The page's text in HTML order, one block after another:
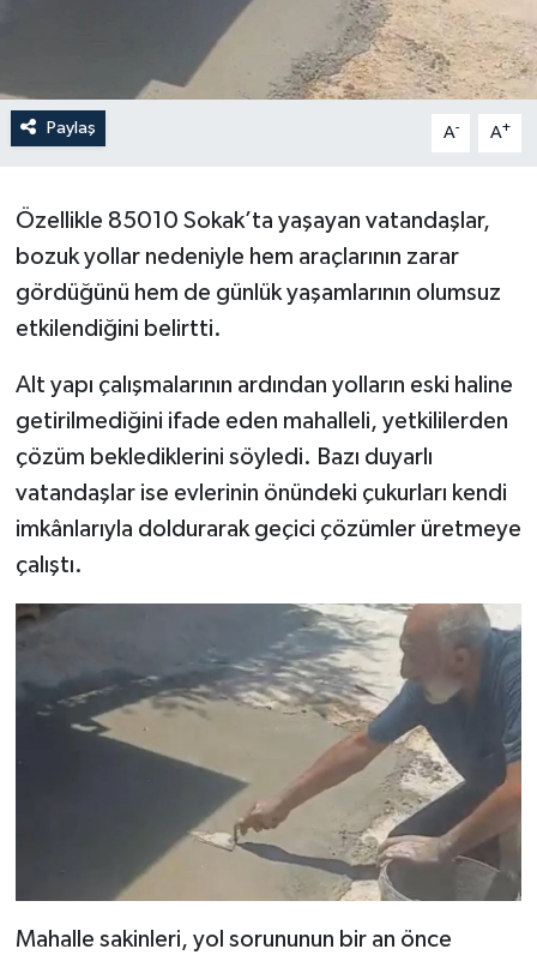
Paylaş A- A+
Özellikle 85010 Sokak’ta yaşayan vatandaşlar,
bozuk yollar nedeniyle hem araçlarının zarar
gördüğünü hem de günlük yaşamlarının olumsuz
etkilendiğini belirtti.
Alt yapı çalışmalarının ardından yolların eski haline
getirilmediğini ifade eden mahalleli, yetkililerden
çözüm beklediklerini söyledi. Bazı duyarlı
vatandaşlar ise evlerinin önündeki çukurları kendi
imkânlarıyla doldurarak geçici çözümler üretmeye
çalıştı.
Mahalle sakinleri, yol sorununun bir an önce